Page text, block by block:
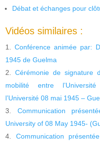
Débat et échanges pour
Vidéos similaires :
Conférence animée par:
1945 de Guelma
Cérémonie de signature
mobilité entre
l’Université 08 mai 1945 –
Communication
University of 08 May 1945-
Communication